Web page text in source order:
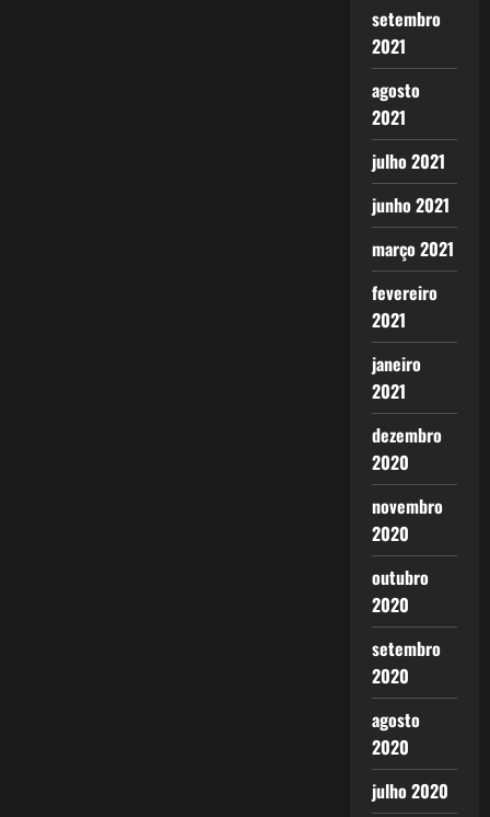
setembro
2021
agosto
2021
julho 2021
junho 2021
março 2021
fevereiro
2021
janeiro
2021
dezembro
2020
novembro
2020
outubro
2020
setembro
2020
agosto
2020
julho 2020